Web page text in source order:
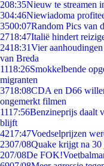
208:35Nieuw te streamen
304:46Niewiadoma
3500:07Random Pics van
2718:47Italië hindert
2418:31Vier
van Breda
1118:26Smokkelbende
migranten
3718:08CDA en D66
ongemerkt filmen
1117:56Benzineprijs daalt
blijft
4217:47Voedselprijzen
2307/08Quake krijgt na 30
207/08De